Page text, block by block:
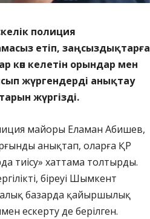
полиция
етіп, заңсыздықтарға
көп келетін орындар мен
жүргендерді анықтау
жүргізді.
майоры Еламан Абишев,
анықтап, оларға ҚР
тиісу» хаттама толтырды.
біреуі Шымкент
базарда қайыршылық
ескерту де берілген.